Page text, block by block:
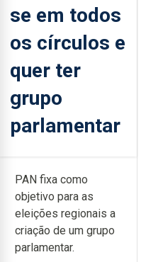
se em todos
os círculos e
quer ter
grupo
parlamentar
PAN fixa como
objetivo para as
eleições regionais a
criação de um grupo
parlamentar.